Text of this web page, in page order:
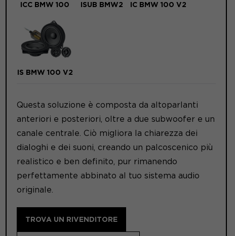
ICC BMW 100 ISUB BMW2 IC BMW 100 V2
IS BMW 100 V2
Questa soluzione è composta da altoparlanti
anteriori e posteriori, oltre a due subwoofer e un
canale centrale. Ciò migliora la chiarezza dei
dialoghi e dei suoni, creando un palcoscenico più
realistico e ben definito, pur rimanendo
perfettamente abbinato al tuo sistema audio
originale.
TROVA UN RIVENDITORE